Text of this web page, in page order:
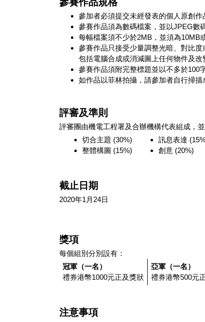
參加者必須提交未經發表的個人原創作
參賽作品須為數碼檔案，並以JPEG數
每幅檔案須不少於2MB，並須為10MB
參賽作品只接受少量調整光暗、對比
包括電腦合成或消減圖上任何物件及改
參賽作品須附完整標題並以不多於100
如作品以菲林拍攝，請參加者自行掃描
評審及準則
評審團由機電工程署及合辦機構代表組成，
切合主題 (30%)
整體構圖 (15%)
訊息表達
創意 (20%)
截止日期
2020年1月24日
獎項
每個組別分別設有：
冠軍（一名）
禮券港幣1000元正及獎狀
亞軍（一名）
禮券港幣500元
注意事項